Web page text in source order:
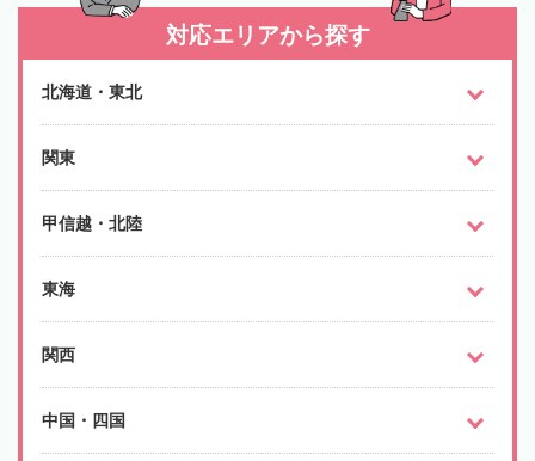
対応エリアから探す
北海道・東北
関東
甲信越・北陸
東海
関西
中国・四国